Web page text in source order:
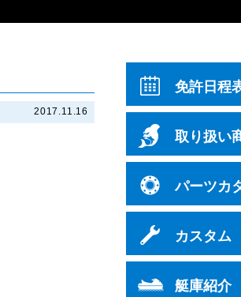
2017.11.16
免許日程
取り扱い
パーツカ
カスタム
艇庫紹介